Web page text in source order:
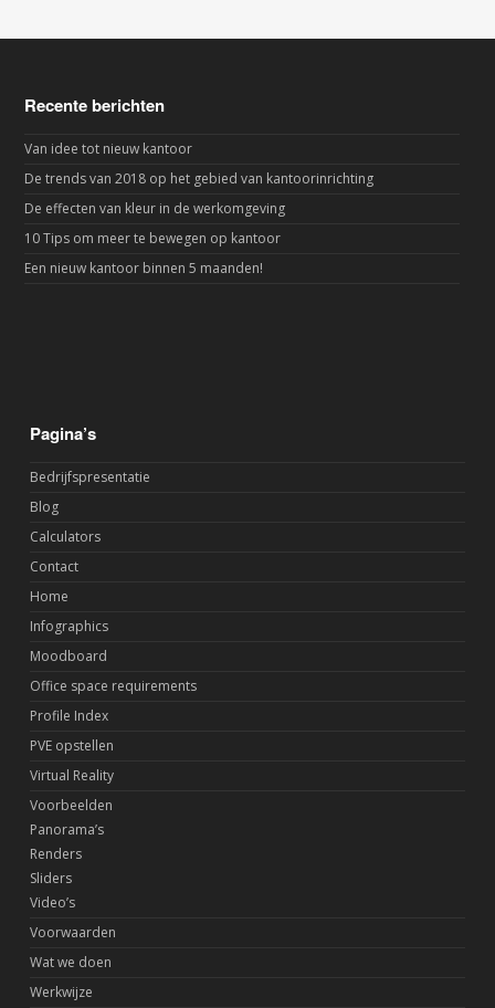
Recente berichten
Van idee tot nieuw kantoor
De trends van 2018 op het gebied van kantoorinrichting
De effecten van kleur in de werkomgeving
10 Tips om meer te bewegen op kantoor
Een nieuw kantoor binnen 5 maanden!
Pagina’s
Bedrijfspresentatie
Blog
Calculators
Contact
Home
Infographics
Moodboard
Office space requirements
Profile Index
PVE opstellen
Virtual Reality
Voorbeelden
Panorama’s
Renders
Sliders
Video’s
Voorwaarden
Wat we doen
Werkwijze